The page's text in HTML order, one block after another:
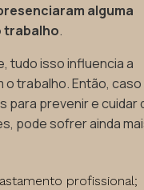
alguma
trabalho.
tudo isso influencia a
trabalho. Então, caso
para prevenir e cuidar
pode sofrer ainda
profissional;